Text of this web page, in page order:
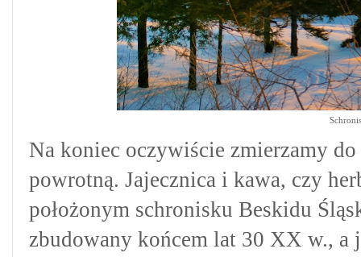
Na koniec oczywiście zmierzamy
powrotną. Jajecznica i kawa, czy
położonym schronisku Beskidu
zbudowany końcem lat 30 XX w., a